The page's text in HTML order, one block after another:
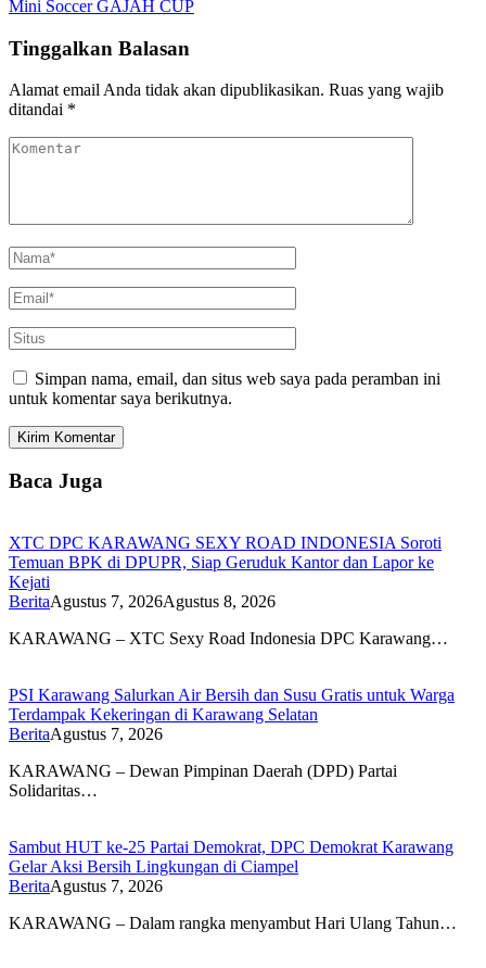
Mini Soccer GAJAH CUP
Tinggalkan Balasan
Alamat email Anda tidak akan dipublikasikan. Ruas yang wajib
ditandai *
Simpan nama, email, dan situs web saya pada peramban ini
untuk komentar saya berikutnya.
Baca Juga
XTC DPC KARAWANG SEXY ROAD INDONESIA Soroti
Temuan BPK di DPUPR, Siap Geruduk Kantor dan Lapor ke
Kejati
BeritaAgustus 7, 2026Agustus 8, 2026
KARAWANG – XTC Sexy Road Indonesia DPC Karawang…
PSI Karawang Salurkan Air Bersih dan Susu Gratis untuk Warga
Terdampak Kekeringan di Karawang Selatan
BeritaAgustus 7, 2026
KARAWANG – Dewan Pimpinan Daerah (DPD) Partai
Solidaritas…
Sambut HUT ke-25 Partai Demokrat, DPC Demokrat Karawang
Gelar Aksi Bersih Lingkungan di Ciampel
BeritaAgustus 7, 2026
KARAWANG – Dalam rangka menyambut Hari Ulang Tahun…